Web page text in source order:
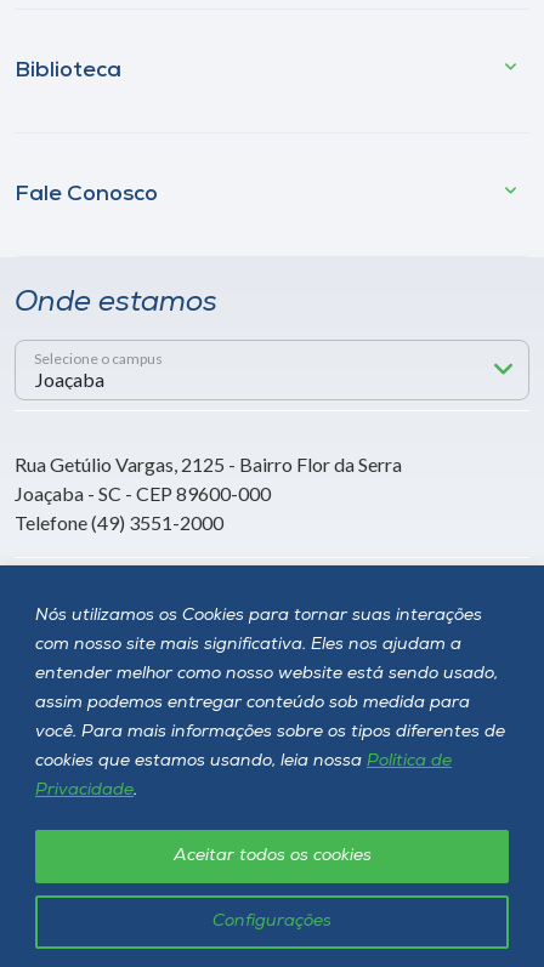
Nós utilizamos os Cookies para tornar suas interações
com nosso site mais significativa. Eles nos ajudam a
entender melhor como nosso website está sendo usado,
assim podemos entregar conteúdo sob medida para
você. Para mais informações sobre os tipos diferentes de
cookies que estamos usando, leia nossa Política de
Privacidade.
Configurações
Aceitar todos os cookies
Biblioteca
Fale Conosco
Onde estamos
Selecione o campus
Rua Getúlio Vargas, 2125 - Bairro Flor da Serra
Joaçaba - SC - CEP 89600-000
Telefone (49) 3551-2000
Siga a Unoesc
Unoesc © 2026 - Todos os direitos reservados
Política de privacidade LGPD